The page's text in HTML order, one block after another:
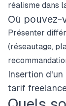
réalisme dans
Où pouvez-
Présenter
(réseautage,
Insertion
tarif